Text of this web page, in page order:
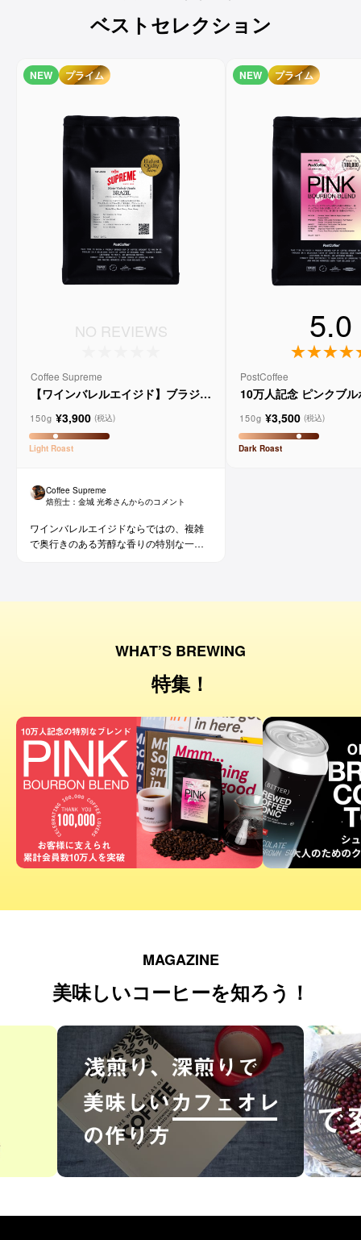
ベストセレクション
NEW プライム
NO REVIEWS
Coffee Supreme
【ワインバレルエイジド】ブラジル
ョ
150g ¥3,900 (税込)
Light Roast
Coffee Supreme
焙煎士： 金城 光希さんからのコメント
ワインバレルエイジドならではの、複雑
で奥行きのある芳醇な香りの特別な一杯
NEW プライム
5.0
PostCoffee
10万人記念 ピンクブ
150g ¥3,500 (税込)
Dark Roast
WHAT’S BREWING
特集！
MAGAZINE
美味しいコーヒーを知ろう！